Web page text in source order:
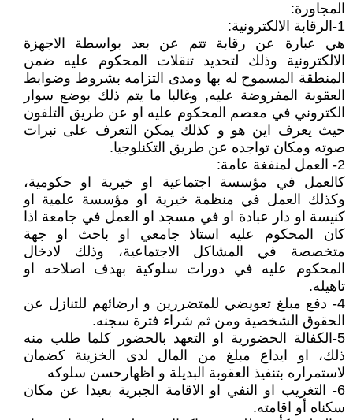
المجاورة:
1-الرقابة الالكترونية:
هي عبارة عن رقابة تتم عن بعد بواسطة الاجهزة
الالكترونية وذلك لتحديد تنقلات المحكوم عليه ضمن
المنطقة المسموح له بها ومدى التزامه بشروط وضوابط
العقوبة المفروضة عليه, وغالبا ما يتم ذلك بوضع سوار
الكتروني في معصم المحكوم عليه او عن طريق التلفون
حيث يعرف اين هو و كذلك يمكن التعرف على نبرات
صوته ومكان تواجده عن طريق التكنلوجيا.
2- العمل لمنفغة عامة:
كالعمل في مؤسسة اجتماعية او خيرية او حكومية،
وكذلك العمل في منظمة خيرية او مؤسسة علمية او
كنيسة او دار عبادة او في مسجد او العمل في جامعة اذا
كان المحكوم عليه استاذ جامعي او باحث او جهة
متخصصة في المشاكل الاجتماعية، وذلك لادخال
المحكوم عليه في دورات سلوكية بهدف اصلاحه او
تاهيله.
4- دفع مبلغ تعويضي للمتضررين و ارضائهم للتنازل عن
الحقوق الشخصية ومن ثم شراء فترة سجنه.
5-الكفالة الحضورية او التعهد بالحضور كلما طلب منه
ذلك، او ايداع مبلغ من المال لدى الخزينة كضمان
لاستمراره بتنفيذ العقوبة البديلة و اظهارحسن سلوكه
6- التغريب او النفي او الاقامة الجبرية بعيدا عن مكان
سكناه أو اقامته.